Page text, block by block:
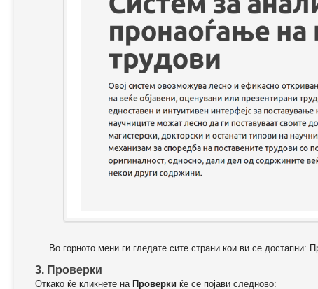
Во горното мени ги гледате сите страни кои ви се достапни:
3. Проверки
Откако ќе кликнете на Проверки ќе се појави следново: